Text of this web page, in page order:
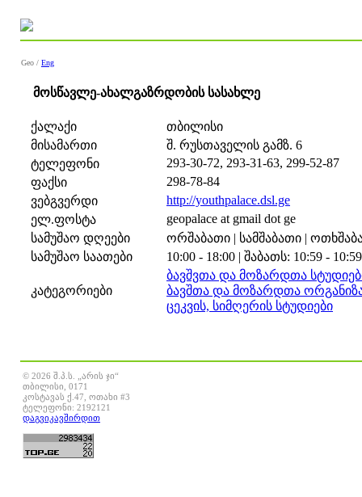
Geo / Eng
მოსწავლე-ახალგაზრდობის სასახლე
ქალაქი
თბილისი
მისამართი
შ. რუსთაველის გამზ. 6
ტელეფონი
293-30-72, 293-31-63, 299-52-87
ფაქსი
298-78-84
ვებგვერდი
http://youthpalace.dsl.ge
ელ.ფოსტა
geopalace at gmail dot ge
სამუშაო დღეები
ორშაბათი | სამშაბათი |
სამუშაო საათები
10:00 - 18:00 | შაბათს: 10:59 - 10:59
კატეგორიები
ბავშვთა და მოზარდთა
ბავშთა და მოზარდთა
ცეკვის, სიმღერის სტუდიები
© 2026 შ.პ.ს. „არის ჯი“
თბილისი, 0171
კოსტავას ქ.47, ოთახი #3
ტელეფონი: 2192121
დაგვიკავშირდით